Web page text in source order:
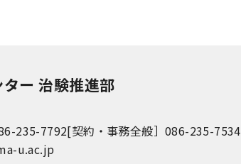
ー 治験推進部
235-7792[契約・事務全般］086-235-7534
u.ac.jp